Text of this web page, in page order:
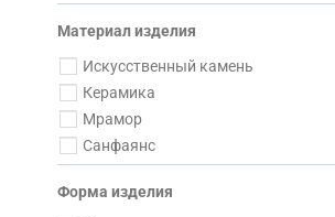
Материал изделия
Искусственный камень
Керамика
Мрамор
Санфаянс
Форма изделия